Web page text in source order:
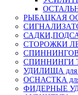
РЫБАЦКАЯ
СТОРОЖКИ
СПИННИНГИ
УДИЛИЩА
ОСНАСТКА
ФИДЕРНЫЕ